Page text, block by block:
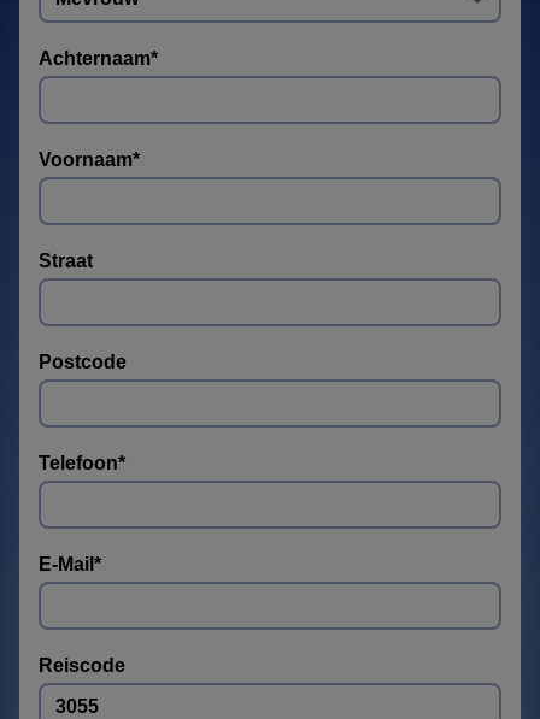
Achternaam*
Voornaam*
Straat
Postcode
Telefoon*
E-Mail *
Reiscode